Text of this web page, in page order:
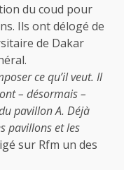
du coud pour
Ils ont délogé de
de Dakar
ce qu’il veut. Il
– désormais –
pavillon A. Déjà
pavillons et les
sur Rfm un des